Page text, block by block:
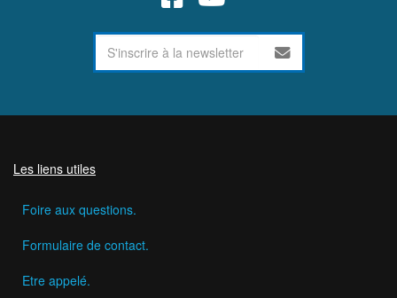
Les liens utiles
Foire aux questions.
Formulaire de contact.
Etre appelé.